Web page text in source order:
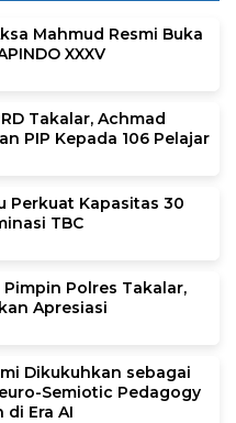
Mahmud Resmi Buka
XXXV
Takalar, Achmad
PIP Kepada 106 Pelajar
Perkuat Kapasitas 30
TBC
Polres Takalar,
Apresiasi
Dikukuhkan sebagai
Semiotic Pedagogy
Era AI